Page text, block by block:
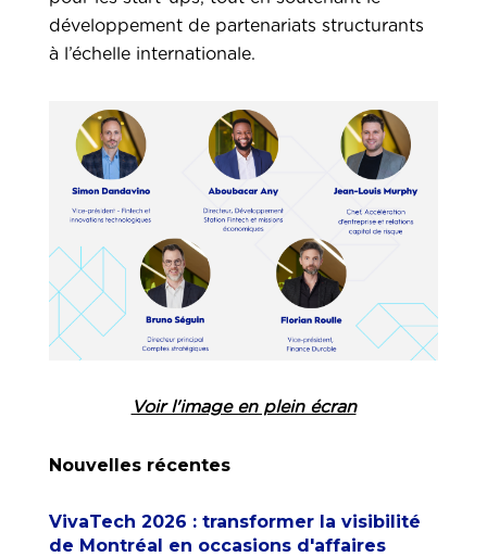
développement de partenariats structurants
à l’échelle internationale.
Voir l'image en plein écran
Nouvelles récentes
VivaTech 2026 : transformer la visibilité
de Montréal en occasions d'affaires